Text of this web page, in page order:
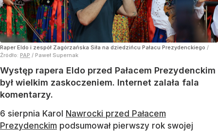
Raper Eldo i zespół Zagórzańska Siła na dziedzińcu Pałacu Prezydenckiego /
Źródło: PAP / Paweł Supernak
Występ rapera Eldo przed Pałacem Prezydenckim
był wielkim zaskoczeniem. Internet zalała fala
komentarzy.
6 sierpnia Karol Nawrocki przed Pałacem
Prezydenckim podsumował pierwszy rok swojej